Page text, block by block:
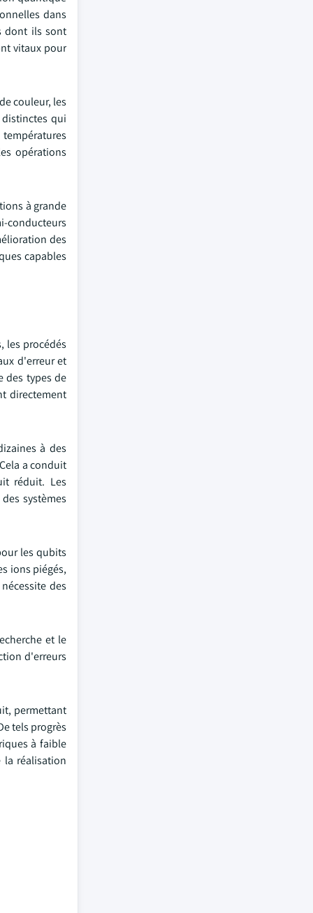
dans
dont ils sont
vitaux pour
couleur, les
qui
opérations
à grande
conducteurs
des
capables
les procédés
d'erreur et
des types de
directement
à des
a conduit
réduit. Les
systèmes
les qubits
ions piégés,
des
et le
d'erreurs
permettant
tels progrès
à faible
réalisation